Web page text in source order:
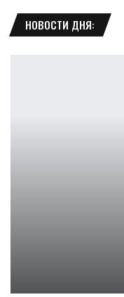
НОВОСТИ ДНЯ: